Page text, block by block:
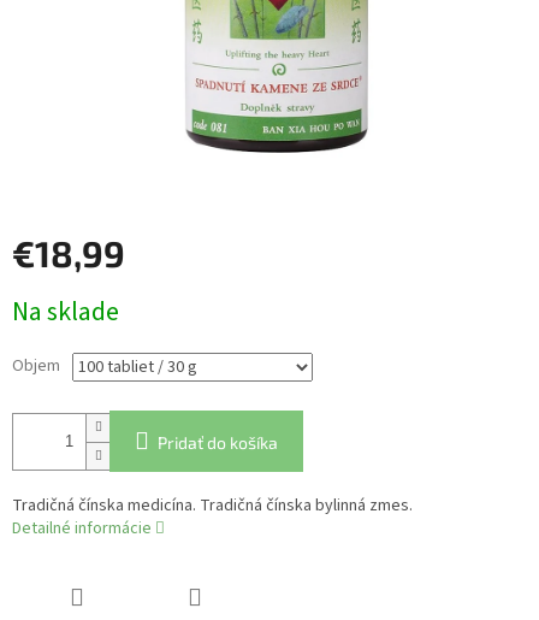
€18,99
cena:
Na sklade
Objem
Pridať do košíka
Tradičná čínska medicína. Tradičná čínska bylinná zmes.
Detailné informácie